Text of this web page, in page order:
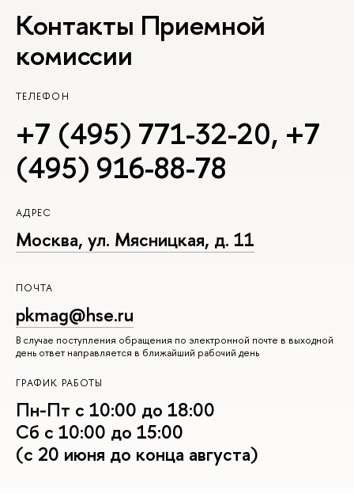
Контакты Приемной
комиссии
ТЕЛЕФОН
+7 (495) 771-32-20, +7
(495) 916-88-78
АДРЕС
Москва, ул. Мясницкая, д. 11
ПОЧТА
pkmag@hse.ru
В случае поступления обращения по электронной почте в выходной
день ответ направляется в ближайший рабочий день
ГРАФИК РАБОТЫ
Пн-Пт с 10:00 до 18:00
Сб с 10:00 до 15:00
(с 20 июня до конца августа)